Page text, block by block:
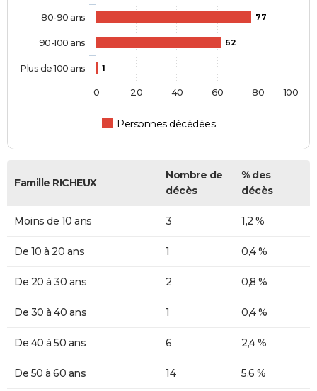
77
62
1
Personnes décédées
80-90 ans
90-100 ans
Plus de 100 ans
0 20 40 60 80 100
Famille RICHEUX
Nombre de
décès
% des
décès
Moins de 10 ans 3 1,2 %
De 10 à 20 ans 1 0,4 %
De 20 à 30 ans 2 0,8 %
De 30 à 40 ans 1 0,4 %
De 40 à 50 ans 6 2,4 %
De 50 à 60 ans 14 5,6 %